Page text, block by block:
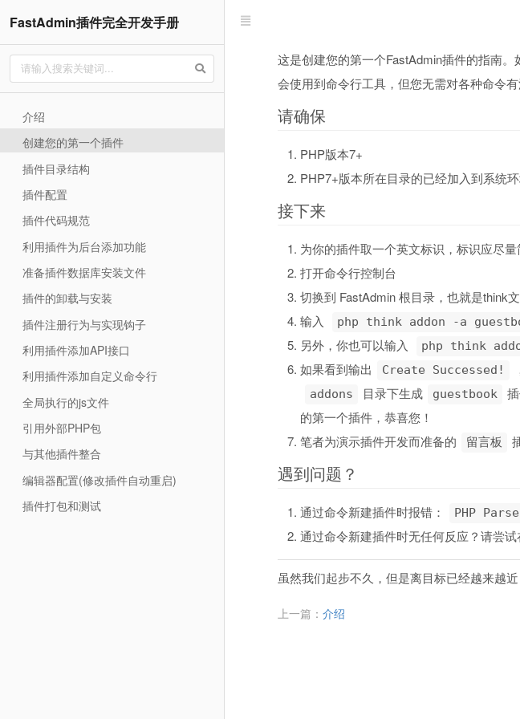
FastAdmin插件完全开发手册
介绍
创建您的第一个插件
插件目录结构
插件配置
插件代码规范
利用插件为后台添加功能
准备插件数据库安装文件
插件的卸载与安装
插件注册行为与实现钩子
利用插件添加API接口
利用插件添加自定义命令行
全局执行的js文件
引用外部PHP包
与其他插件整合
编辑器配置(修改插件自动重启)
插件打包和测试
这是创建您的第一个FastAdmin插件的指南
会使用到命令行工具，但您无需对各种命令有
请确保
PHP版本7+
PHP7+版本所在目录的已经加入到系统
接下来
为你的插件取一个英文标识，标识应尽
打开命令行控制台
切换到 FastAdmin 根目录，也就是think
输入
php think addon -a
另外，你也可以输入
php think
如果看到输出
Create Successed!
addons 目录下生成 guestbook
的第一个插件，恭喜您！
笔者为演示插件开发而准备的
留言板
遇到问题？
通过命令新建插件时报错： PHP
通过命令新建插件时无任何反应？请尝
虽然我们起步不久，但是离目标已经越来越近
上一篇： 介绍